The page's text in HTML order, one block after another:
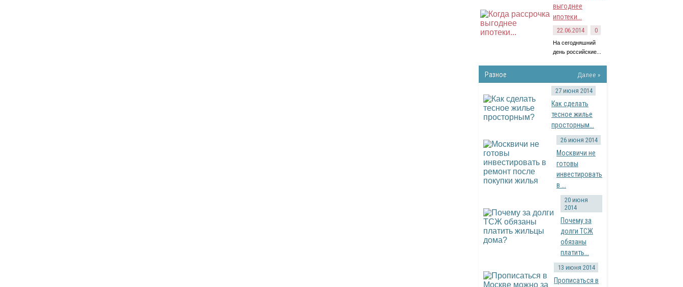
выгоднее
ипотеки...
22.06.2014 0
На сегодняшний
день российские...
Разное Далее »
27 июня 2014
Как сделать
тесное жилье
просторным...
26 июня 2014
Москвичи не
готовы
инвестировать
в ...
20 июня
2014
Почему за
долги ТСЖ
обязаны
платить...
13 июня 2014
Прописаться в